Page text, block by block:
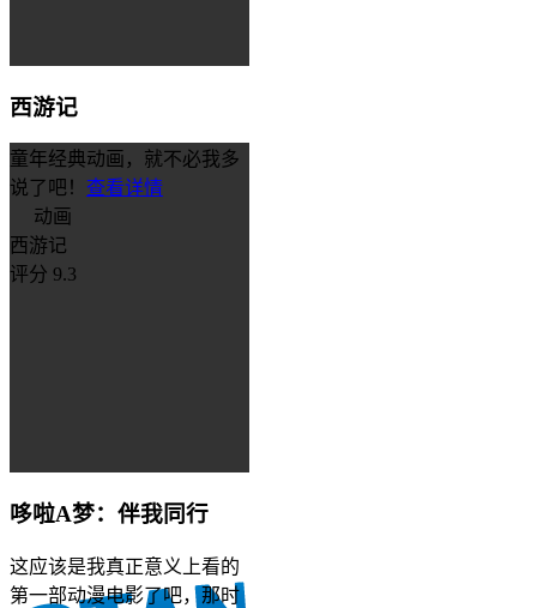
西游记
童年经典动画，就不必我多
说了吧！ 查看详情
动画
西游记
评分 9.3
哆啦A梦：伴我同行
这应该是我真正意义上看的
第一部动漫电影了吧，那时